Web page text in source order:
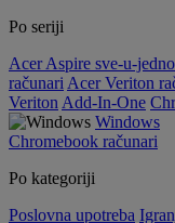
Po seriji
Acer Aspire sve-u-
računari Acer Veriton
Veriton Add-In-One
Windows
Chromebook računari
Po kategoriji
Poslovna upotreba